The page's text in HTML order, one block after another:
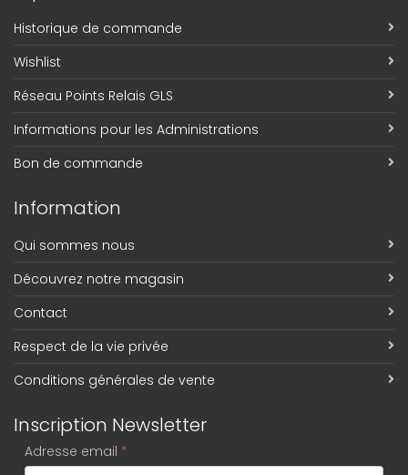
Historique de commande
Wishlist
Réseau Points Relais GLS
Informations pour les Administrations
Bon de commande
Information
Qui sommes nous
Découvrez notre magasin
Contact
Respect de la vie privée
Conditions générales de vente
Inscription Newsletter
Adresse email *